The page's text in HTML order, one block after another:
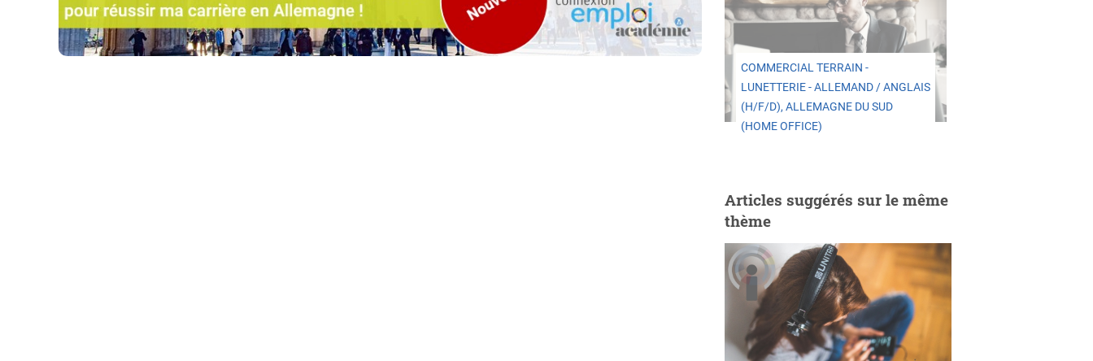
COMMERCIAL TERRAIN -
LUNETTERIE - ALLEMAND / ANGLAIS
(H/F/D), ALLEMAGNE DU SUD
(HOME OFFICE)
Articles suggérés sur le même
thème